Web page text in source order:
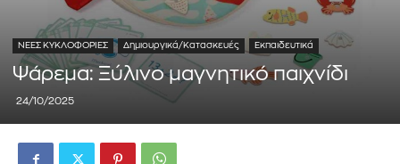
ΝΕΕΣ ΚΥΚΛΟΦΟΡΙΕΣ Δημιουργικά/Κατασκευές Εκπαιδευτικά
Ψάρεμα: Ξύλινο μαγνητικό παιχνίδι
24/10/2025